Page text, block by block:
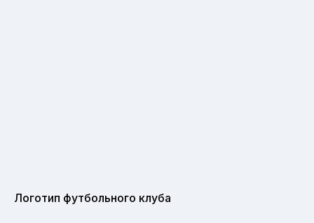
Логотип футбольного клуба